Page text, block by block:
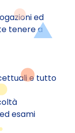
ed
tenere a
e tutto
esami